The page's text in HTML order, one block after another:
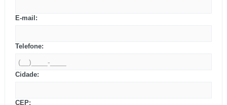
E-mail:
Telefone:
Cidade:
CEP: